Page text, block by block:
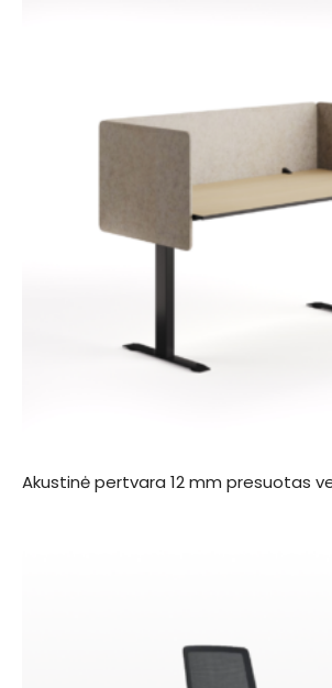
Akustinė pertvara 12 mm presuotas